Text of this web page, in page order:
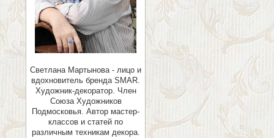
Светлана Мартынова - лицо и
вдохновитель бренда SMAR.
Художник-декоратор. Член
Союза Художников
Подмосковья. Автор мастер-
классов и статей по
различным техникам декора.